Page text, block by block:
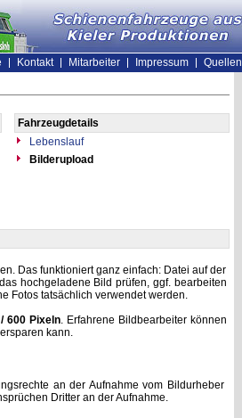
Kontakt Mitarbeiter Impressum
Quellen
Fahrzeugdetails
Lebenslauf
Bilderupload
Das funktioniert ganz einfach: Datei auf der
hochgeladene Bild prüfen, ggf. bearbeiten
Fotos tatsächlich verwendet werden.
600 Pixeln. Erfahrene Bildbearbeiter können
kann.
an der Aufnahme vom Bildurheber
Dritter an der Aufnahme.